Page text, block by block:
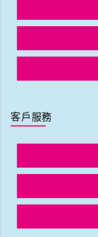
客戶服務